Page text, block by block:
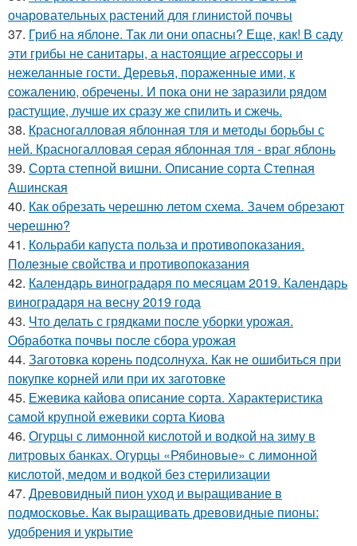
очаровательных растений для глинистой почвы
37. Гриб на яблоне. Так ли они опасны? Еще, как! В саду
эти грибы не санитары, а настоящие агрессоры и
нежеланные гости. Деревья, пораженные ими, к
сожалению, обречены. И пока они не заразили рядом
растущие, лучше их сразу же спилить и сжечь.
38. Красногалловая яблонная тля и методы борьбы с
ней. Красногалловая серая яблонная тля - враг яблонь
39. Сорта степной вишни. Описание сорта Степная
Ашинская
40. Как обрезать черешню летом схема. Зачем обрезают
черешню?
41. Кольраби капуста польза и противопоказания.
Полезные свойства и противопоказания
42. Календарь виноградаря по месяцам 2019. Календарь
виноградаря на весну 2019 года
43. Что делать с грядками после уборки урожая.
Обработка почвы после сбора урожая
44. Заготовка корень подсолнуха. Как не ошибиться при
покупке корней или при их заготовке
45. Ежевика кайова описание сорта. Характеристика
самой крупной ежевики сорта Киова
46. Огурцы с лимонной кислотой и водкой на зиму в
литровых банках. Огурцы «Рябиновые» с лимонной
кислотой, медом и водкой без стерилизации
47. Древовидный пион уход и выращивание в
подмосковье. Как выращивать древовидные пионы:
удобрения и укрытие